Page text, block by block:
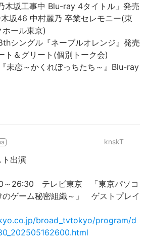
坂工事中 Blu-ray 4タイトル」発売
坂46 中村麗乃 卒業セレモニー(東
ール東京)
シングル『ネーブルオレンジ』発売
ト＆グリート(個別トーク会)
恋～かくれぼっちたち～』Blu-ray
knskT
出演
～26:30 テレビ東京 「東京パソコ
のゲーム秘密組織～」 ゲストプレイ
broad_tvtokyo/program/d